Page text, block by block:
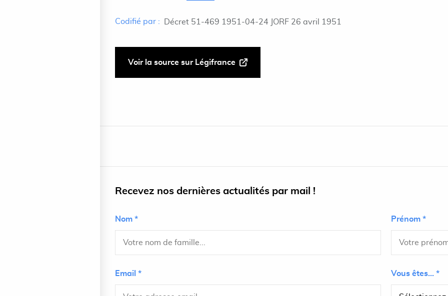
Codifié par : Décret 51-469 1951-04-24 JORF 26 avril 1951
Voir la source sur Légifrance
Recevez nos dernières actualités par mail !
Nom * Prénom *
Email * Vous êtes... *